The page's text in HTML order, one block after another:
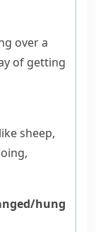
over a
of getting
like sheep,
hung